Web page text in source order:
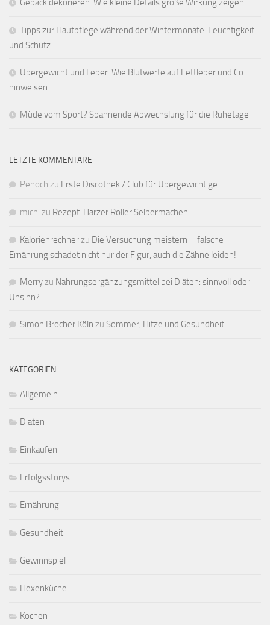
Gebäck dekorieren: Wie kleine Details große Wirkung zeigen
Tipps zur Hautpflege während der Wintermonate: Feuchtigkeit
und Schutz
Übergewicht und Leber: Wie Blutwerte auf Fettleber und Co.
hinweisen
Müde vom Sport? Spannende Abwechslung für die Ruhetage
LETZTE KOMMENTARE
Penoch zu Erste Discothek / Club für Übergewichtige
michi zu Rezept: Harzer Roller Selbermachen
Kalorienrechnerzu Die Versuchung meistern – falsche
Ernährung schadet nicht nur der Figur, auch die Zähne leiden!
Merryzu Nahrungsergänzungsmittel bei Diäten: sinnvoll oder
Unsinn?
Simon Brocher Köln zu Sommer, Hitze und Gesundheit
KATEGORIEN
Allgemein
Diäten
Einkaufen
Erfolgsstorys
Ernährung
Gesundheit
Gewinnspiel
Hexenküche
Kochen